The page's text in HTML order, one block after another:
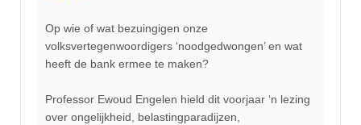
Op wie of wat bezuingigen onze
volksvertegenwoordigers ‘noodgedwongen’ en wat
heeft de bank ermee te maken?
Professor Ewoud Engelen hield dit voorjaar ‘n lezing
over ongelijkheid, belastingparadijzen,